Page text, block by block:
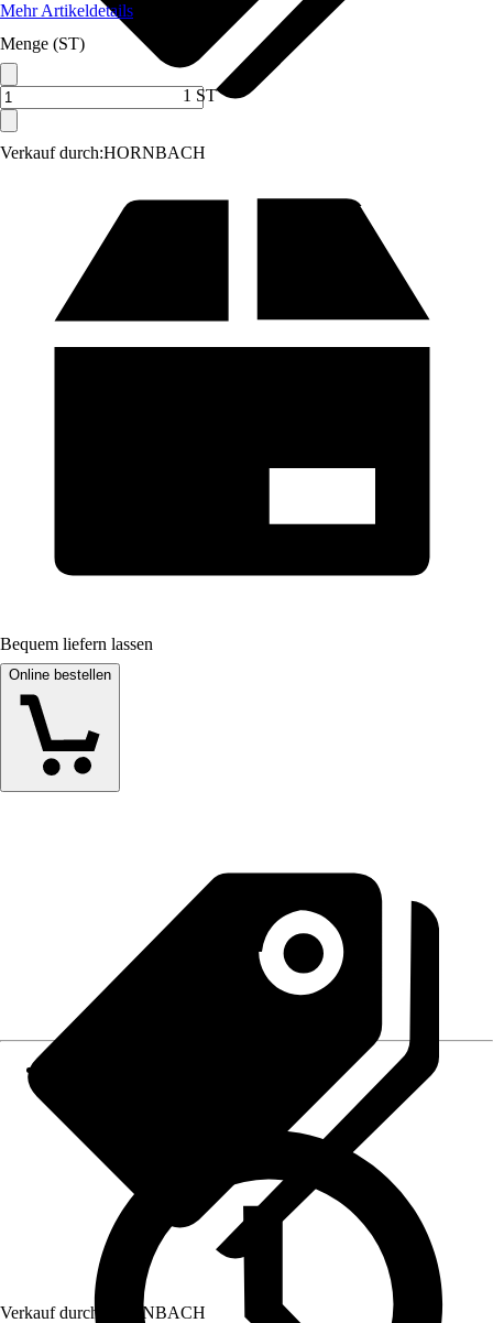
Verkauf durch:HORNBACH
Mehr Artikeldetails
Menge (ST)
1 ST
Bequem liefern lassen
Online bestellen
Verkauf durch: HORNBACH